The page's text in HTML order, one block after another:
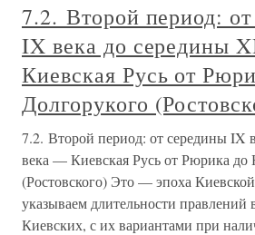
7.2. Второй период:
IX века до середины
Киевская Русь от
Долгорукого
7.2. Второй период: от середины IX
века — Киевская Русь от Рюрика
(Ростовского) Это — эпоха
указываем длительности правлений
Киевских, с их вариантами при